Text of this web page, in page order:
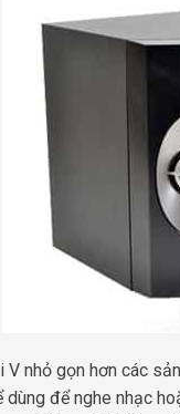
nhỏ gọn hơn các
để nghe nhạc